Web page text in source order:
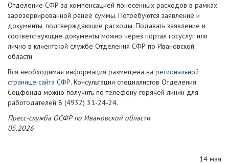
Отделение СФР за компенсацией понесенных расходов в рамках
зарезервированной ранее суммы. Потребуются заявление и
документы, подтверждающие расходы. Подавать заявление и
соответствующие документы можно через портал госуслуг или
лично в клиентской службе Отделения СФР по Ивановской
области.
Вся необходимая информация размещена на региональной
странице сайта СФР. Консультации специалистов Отделения
Соцфонда можно получить по телефону горячей линии для
работодателей 8 (4932) 31-24-24.
Пресс-служба ОСФР по Ивановской области
05.2026
14 мая